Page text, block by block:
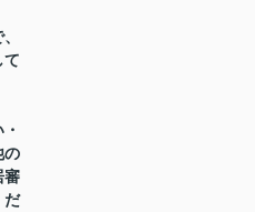
て
の
審
だ